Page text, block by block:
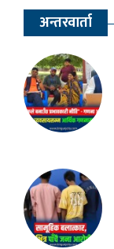
अन्तरवार्ता